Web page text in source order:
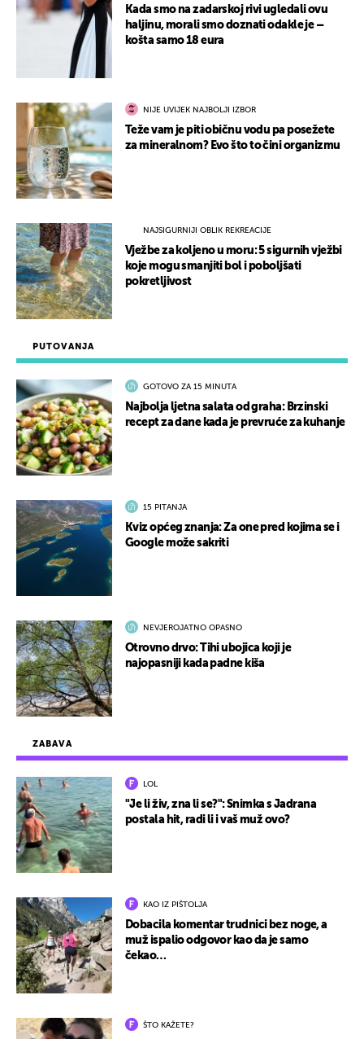
ZABAVA
LOL
"Je li živ, zna li se?": Snimka s Jadrana
postala hit, radi li i vaš muž ovo?
KAO IZ PIŠTOLJA
Dobacila komentar trudnici bez noge, a
muž ispalio odgovor kao da je samo
čekao…
ŠTO KAŽETE?
PUTOVANJA
GOTOVO ZA 15 MINUTA
Najbolja ljetna salata od graha: Brzinski
recept za dane kada je prevruće za kuhanje
15 PITANJA
Kviz općeg znanja: Za one pred kojima se i
Google može sakriti
NEVJEROJATNO OPASNO
Otrovno drvo: Tihi ubojica koji je
najopasniji kada padne kiša
Kada smo na zadarskoj rivi ugledali ovu
haljinu, morali smo doznati odakle je –
košta samo 18 eura
NIJE UVIJEK NAJBOLJI IZBOR
Teže vam je piti običnu vodu pa posežete
za mineralnom? Evo što to čini organizmu
NAJSIGURNIJI OBLIK REKREACIJE
Vježbe za koljeno u moru: 5 sigurnih vježbi
koje mogu smanjiti bol i poboljšati
pokretljivost